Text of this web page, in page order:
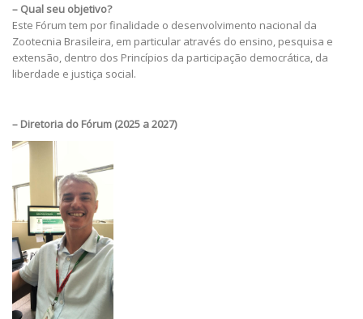
– Qual seu objetivo?
Este Fórum tem por finalidade o desenvolvimento nacional da
Zootecnia Brasileira, em particular através do ensino, pesquisa e
extensão, dentro dos Princípios da participação democrática, da
liberdade e justiça social.
– Diretoria do Fórum (2025 a 2027)